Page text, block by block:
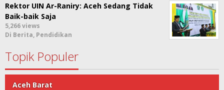
Rektor UIN Ar-Raniry: Aceh Sedang Tidak
Baik-baik Saja
5,266 views
Di Berita, Pendidikan
Topik Populer
Aceh Barat